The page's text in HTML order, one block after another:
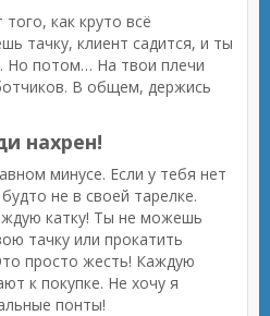
как круто всё
тачку, клиент садится, и ты
Но потом… На твои плечи
В общем, держись
нахрен!
минусе. Если у тебя нет
не в своей тарелке.
катку! Ты не можешь
тачку или прокатить
просто жесть! Каждую
к покупке. Не хочу я
понты!